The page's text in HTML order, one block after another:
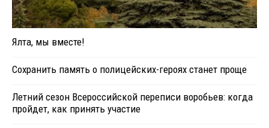
Ялта, мы вместе!
Сохранить память о полицейских-героях станет проще
Летний сезон Всероссийской переписи воробьев: когда
пройдет, как принять участие